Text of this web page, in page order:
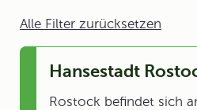
Alle Filter zurücksetzen
Hansestadt
Rostock befindet sich